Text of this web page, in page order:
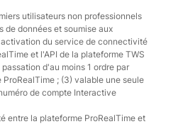
utilisateurs non professionnels
données et soumise aux
du service de connectivité
et l'API de la plateforme TWS
d'au moins 1 ordre par
; (3) valable une seule
de compte Interactive
entre la plateforme ProRealTime et